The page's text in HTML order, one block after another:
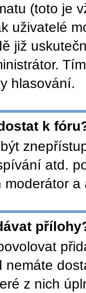
(toto je
uživatelé
již
hlasování.
k
atd.
nemáte
z nich